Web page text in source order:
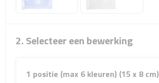
Laptop rugzakken
2. Selecteer een bewerking
1 positie (max 6 kleuren) (15 x 8 cm)